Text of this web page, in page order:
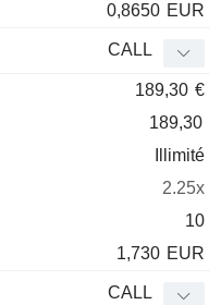
0,8650 EUR
CALL
189,30 €
189,30
Illimité
2.25x
10
1,730 EUR
CALL